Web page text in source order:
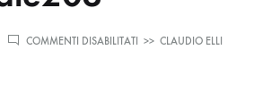
COMMENTI DISABILITATI
SU
>> CLAUDIO ELLI